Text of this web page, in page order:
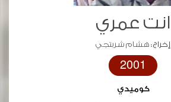
انت عمري
إخراج :هشام شربتجي
2001
كوميدي